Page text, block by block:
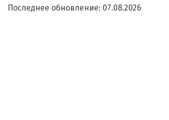
Последнее обновление: 07.08.2026